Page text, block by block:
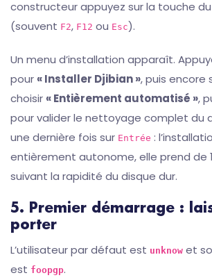
constructeur appuyez sur la touche
(souvent F2, F12 ou Esc).
Un menu d’installation apparaît.
pour « Installer Djibian », puis encore
choisir « Entièrement automatisé »,
pour valider le nettoyage complet du
une dernière fois sur Entrée :
entièrement autonome, elle prend de
suivant la rapidité du disque dur.
5. Premier démarrage :
porter
L’utilisateur par défaut est unknow et
est foopgp.